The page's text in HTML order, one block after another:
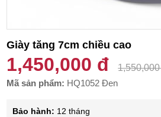
Giày tăng 7cm chiều cao
1,450,000 đ
Mã sản phẩm: HQ1052 Đen
Bảo hành: 12 tháng